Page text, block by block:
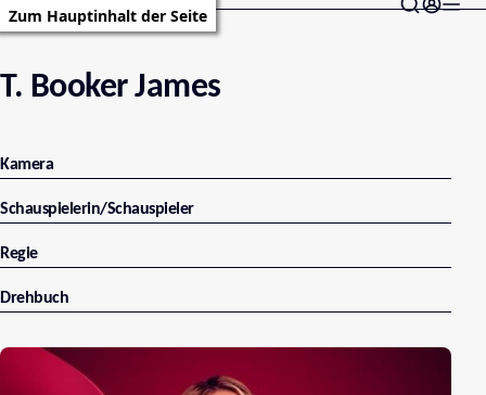
Zum Hauptinhalt der Seite
T. Booker James
Kamera
Schauspielerin/Schauspieler
Regie
Drehbuch